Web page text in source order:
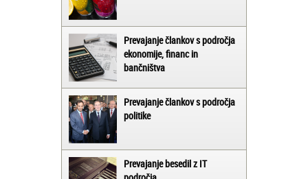
Prevajanje člankov s področja
ekonomije, financ in
bančništva
Prevajanje člankov s področja
politike
Prevajanje besedil z IT